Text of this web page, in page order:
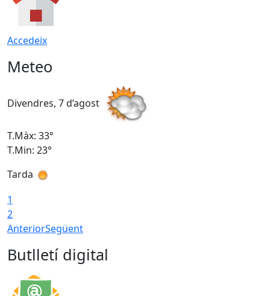
Accedeix
Meteo
Divendres, 7 d’agost
T.Màx: 33°
T.Min: 23°
Tarda
1
2
AnteriorSegüent
Butlletí digital